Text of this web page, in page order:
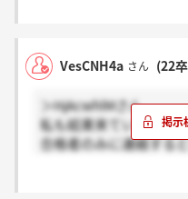
もし落ちていたら、
何なら志望動機とかも
VesCNH4a さん (22
＞HjAcwhlMさん
私も結果来ていません
合格者のみに連絡する